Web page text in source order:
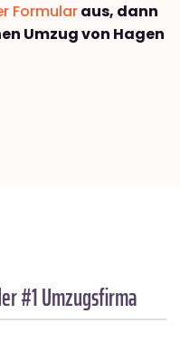
Formularaus, dann
Umzug von Hagen
#1 Umzugsfirma